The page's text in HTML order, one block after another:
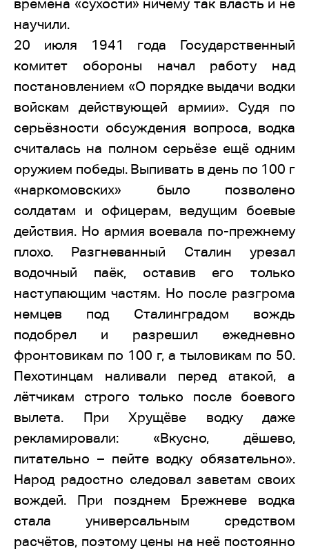
времена «сухости» ничему так власть и не
научили.
20 июля 1941 года Государственный
комитет обороны начал работу над
постановлением «О порядке выдачи водки
войскам действующей армии». Судя по
серьёзности обсуждения вопроса, водка
считалась на полном серьёзе ещё одним
оружием победы. Выпивать в день по 100 г
«наркомовских» было позволено
солдатам и офицерам, ведущим боевые
действия. Но армия воевала по-прежнему
плохо. Разгневанный Сталин урезал
водочный паёк, оставив его только
наступающим частям. Но после разгрома
немцев под Сталинградом вождь
подобрел и разрешил ежедневно
фронтовикам по 100 г, а тыловикам по 50.
Пехотинцам наливали перед атакой, а
лётчикам строго только после боевого
вылета. При Хрущёве водку даже
рекламировали: «Вкусно, дёшево,
питательно – пейте водку обязательно».
Народ радостно следовал заветам своих
вождей. При позднем Брежневе водка
стала универсальным средством
расчётов, поэтому цены на неё постоянно